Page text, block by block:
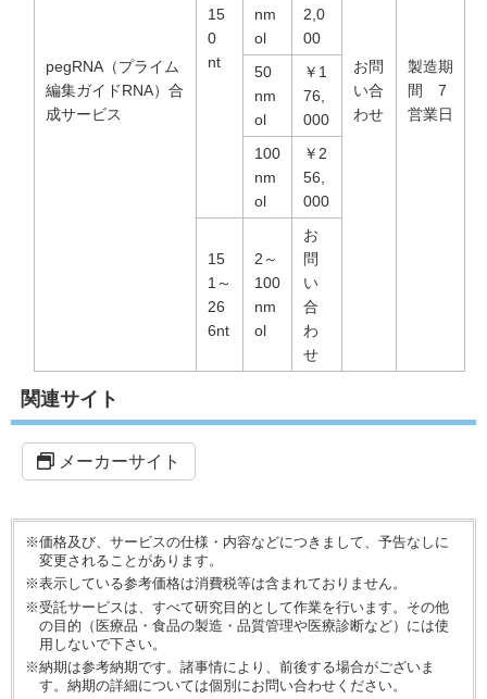
pegRNA（プライム
編集ガイドRNA）合
成サービス
15
0
nt
お問
い合
わせ
製造期
間 7
営業日
nm
ol
2,0
00
50
nm
ol
￥1
76,
000
100
nm
ol
￥2
56,
000
15
1～
26
6nt
2～
100
nm
ol
お
問
い
合
わ
せ
関連サイト
メーカーサイト
※価格及び、サービスの仕様・内容などにつきまして、予告なしに
変更されることがあります。
※表示している参考価格は消費税等は含まれておりません。
※受託サービスは、すべて研究目的として作業を行います。その他
の目的（医療品・食品の製造・品質管理や医療診断など）には使
用しないで下さい。
※納期は参考納期です。諸事情により、前後する場合がございま
す。納期の詳細については個別にお問い合わせください。